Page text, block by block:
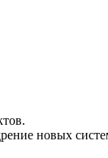
новых